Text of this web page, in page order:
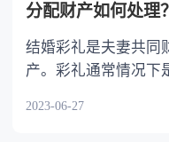
分配财产如何处理
结婚彩礼是夫妻共同
产。彩礼通常情况下
2023-06-27